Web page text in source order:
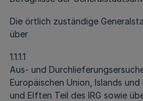
Die örtlich zuständige
über
1.1.1.1
Aus- und
Europäischen Union, Islands
und Elften Teil des IRG sowie